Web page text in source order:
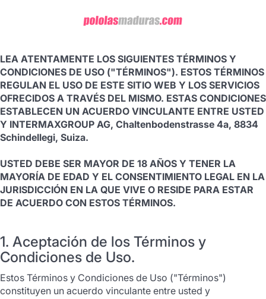
LEA ATENTAMENTE LOS SIGUIENTES TÉRMINOS Y
CONDICIONES DE USO ("TÉRMINOS"). ESTOS TÉRMINOS
REGULAN EL USO DE ESTE SITIO WEB Y LOS SERVICIOS
OFRECIDOS A TRAVÉS DEL MISMO. ESTAS CONDICIONES
ESTABLECEN UN ACUERDO VINCULANTE ENTRE USTED
Y INTERMAXGROUP AG, Chaltenbodenstrasse 4a, 8834
Schindellegi, Suiza.
USTED DEBE SER MAYOR DE 18 AÑOS Y TENER LA
MAYORÍA DE EDAD Y EL CONSENTIMIENTO LEGAL EN LA
JURISDICCIÓN EN LA QUE VIVE O RESIDE PARA ESTAR
DE ACUERDO CON ESTOS TÉRMINOS.
1. Aceptación de los Términos y
Condiciones de Uso.
Estos Términos y Condiciones de Uso ("Términos")
constituyen un acuerdo vinculante entre usted y